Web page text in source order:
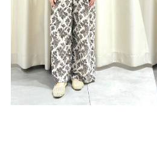
Service & Beauty
サービス＆ビューティー＆レ
営業時間 10:00